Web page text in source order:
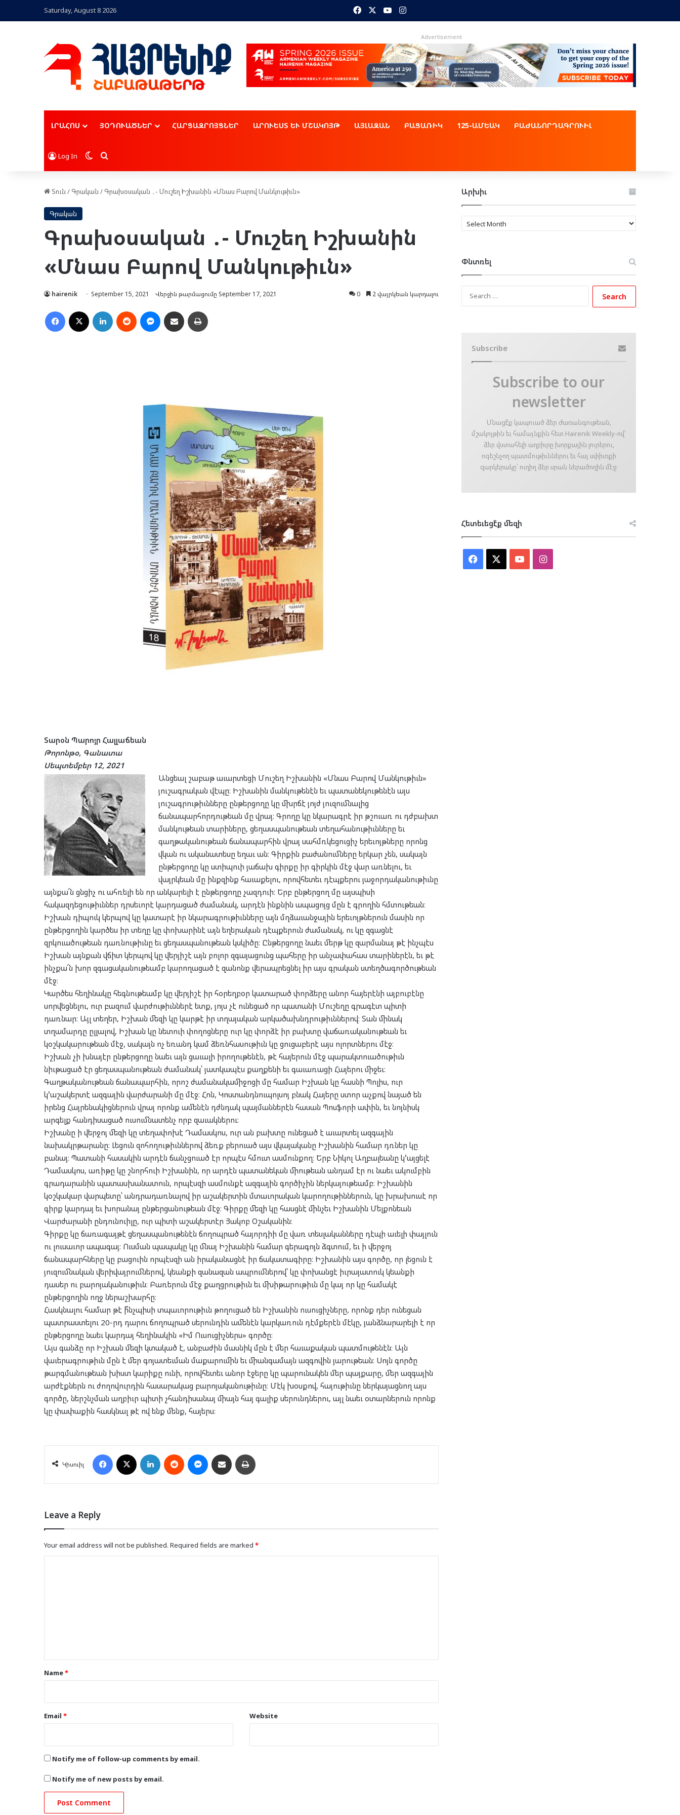
Saturday, August 8 2026 FacebookYouTubeInstagram
Advertisement
ԼՐԱՀՈՍ ՅՕԴՈՒԱԾՆԵՐ ՀԱՐՑԱԶՐՈՅՑՆԵՐ ԱՐՈՒԵՍՏ ԵՒ ՄՇԱԿՈՅԹ ԱՅԼԱԶԱՆ ԲԱՑԱՌԻԿ 125-ԱՄԵԱԿ ԲԱԺԱՆՈՐԴԱԳՐՈՒԻԼ
Log In Switch skin
Որոնել
Տուն / Գրական / Գրախօսական ․- Մուշեղ Իշխանին «Մնաս Բարով Մանկութիւն»
Գրական
Գրախօսական ․- Մուշեղ Իշխանին
«Մնաս Բարով Մանկութիւն»
hairenik September 15, 2021 Վերջին թարմացումը September 17, 2021 0 2 վայրկեան կարդալու
Facebook LinkedIn Reddit MessengerՈւղարկել նամակ
Տարօն Պարոյր Հալլաճեան
Թորոնթօ, Գանատա
Սեպտեմբեր 12, 2021
Անցեալ շաբաթ աւարտեցի Մուշեղ Իշխանին «Մնաս Բարով Մանկութիւն»
յուշագրական վէպը։ Իշխանին մանկութենէն եւ պատանեկութենէն այս
յուշագրութիւնները ընթերցողը կը մխրճէ յոյժ յուզումնալից
ճանապարհորդութեան մը վրայ։ Գրողը կը նկարագրէ իր թշուառ ու դժբախտ
մանկութեան տարիները, ցեղասպանութեան տեղահանութիւնները եւ
գաղթականութեան ճանապարհին վրայ սահմռկեցուցիչ երեւոյթները որոնց
վկան ու ականատեսը եղաւ ան։ Գիրքին բաժանումները երկար չեն, սակայն
ընթերցողը կը ստիպուի յաճախ գիրքը իր գիրկին մէջ վար առնելու, եւ
վայրկեան մը ինքզինք հաւաքելու, որովհետեւ դէպքերու յաջորդականութիւնը
այնքա՜ն ցնցիչ ու ահռելի են որ անկարելի է ընթերցողը չազդուի։ Երբ ընթերցող մը այսպիսի
հակազդեցութիւններ դրսեւորէ կարդացած ժամանակ, արդէն ինքնին ապացոյց մըն է գրողին հմտութեան։
Իշխան դիպուկ կերպով կը կատարէ իր նկարագրութիւնները այն մղձաւանջային երեւոյթներուն մասին որ
ընթերցողին կարծես իր տեղը կը փոխարինէ այն եղերական դէպքերուն ժամանակ, ու կը զգացնէ
զրկուածութեան դառնութիւնը եւ ցեղասպանութեան կսկիծը։ Ընթերցողը նաեւ մերթ կը զարմանայ թէ ինչպէս
Իշխան այնքան վճիտ կերպով կը վերյիշէ այն բոլոր զգայացունց պահերը իր անչափահաս տարիներէն, եւ թէ
ինչքա՜ն խոր զգացականութեամբ կարողացած է զանոնք վերապրեցնել իր այս գրական ստեղծագործութեան
մէջ։
Կարծես հեղինակը հեգնութեամբ կը վերյիշէ իր հօրեղբօր կատարած փորձերը անոր հայերէնի այբուբէնը
սորվեցնելու, ուր բազում վարժութիւններէ ետք, յոյս չէ ունեցած որ պատանի Մուշեղը գրագէտ պիտի
դառնար։ Այլ տեղեր, Իշխան մեզի կը կարթէ իր տղայական արկածախնդրութիւններով։ Տան մինակ
տղամարդը ըլլալով, Իշխան կը նետուի փողոցները ուր կը փորձէ իր բախտը վաճառականութեան եւ
կօշկակարութեան մէջ, սակայն ոչ եռանդ կամ ձեռնհասութիւն կը ցուցաբերէ այս ոլորտներու մէջ։
Իշխան չի խնայէր ընթերցողը նաեւ այն ցաւալի իրողութենէն, թէ հայերուն մէջ պարակտուածութիւն
նիւթացած էր ցեղասպանութեան ժամանակ՝ յատկապէս քաղքենի եւ գաւառացի Հայերու միջեւ։
Գաղթականութեան ճանապարհին, որոշ ժամանակամիջոցի մը համար Իշխան կը հասնի Պոլիս, ուր
կ՚աշակերտէ ազգային վարժարանի մը մէջ։ Հոն, Կոստանդնուպոլսոյ բնակ Հայերը ստոր աչքով նայած են
իրենց Հայրենակիցներուն վրայ որոնք ամենէն դժնդակ պայմաններէն հասան Պոսֆորի ափին, եւ նոյնիսկ
արգելք հանդիսացած ուսումնատենչ որբ զաւակներու։
Իշխանը ի վերջոյ մեզի կը տեղափոխէ Դամասկոս, ուր ան բախտը ունեցած է աւարտել ազգային
նախակրթարանը։ Լեցուն զոհողութիւններով ձեռք բերուած այս վկայականը Իշխանին համար դռներ կը
բանայ։ Պատանի հասակին արդէն ճանչցուած էր որպէս հմուտ ասմունքող։ Երբ Նիկոլ Աղբալեանը կ՚այցելէ
Դամասկոս, առիթը կը շնորհուի Իշխանին, որ արդէն պատանեկան միութեան անդամ էր ու նաեւ ակումբին
գրադարանին պատասխանատուն, որպէսզի ասմունքէ ազգային գործիչին ներկայութեամբ։ Իշխանին
կօշկակար վարպետը՝ անդրադառնալով իր աշակերտին մտաւորական կարողութիններուն, կը խրախուսէ որ
գիրք կարդայ եւ խորանայ ընթերցանութեան մէջ։ Գիրքը մեզի կը հասցնէ մինչեւ Իշխանին Մելքոնեան
Վարժարանի ընդունուիլը, ուր պիտի աշակերտէր Յակոբ Օշականին։
Գիրքը կը ճառագայթէ ցեղասպանութենէն ճողոպրած հայորդիի մը վառ տեսլականները դէպի աւելի փայլուն
ու լուսաւոր ապագայ։ Ուսման պապակը կը մնայ Իշխանին համար գերագոյն ձգտում, եւ ի վերջոյ
ճանապարհները կը բացուին որպէսզի ան իրականացնէ իր ճակատագիրը։ Իշխանին այս գործը, որ լեցուն է
յուզումնական վերիվայրումներով, կեանքի զանազան ապրումներով՝ կը փոխանցէ իւրայատուկ կեանքի
դասեր ու բարոյականութիւն։ Բառերուն մէջ քաղցրութիւն եւ մխիթարութիւն մը կայ որ կը համակէ
ընթերցողին ողջ ներաշխարհը։
Հասկնալու համար թէ ի՞նչպիսի տպաւորութիւն թողուցած են Իշխանին ուսուցիչները, որոնք դեր ունեցան
պատրաստելու 20-րդ դարու ճողոպրած սերունդին ամենէն կարկառուն դէմքերէն մէկը, յանձնարարելի է որ
ընթերցողը նաեւ կարդայ հեղինակին «Իմ Ուսուցիչներս» գործը։
Այս գանձը որ Իշխան մեզի կտակած է, անբաժին մասնիկ մըն է մեր հաւաքական պատմութենէն։ Այն
վաւերագրութիւն մըն է մեր գոյատեւման մաքարումին եւ միանգամայն ազգովին յարութեան։ Սոյն գործը
թարգմանութեան խիստ կարիքը ունի, որովհետեւ անոր էջերը կը պարունակեն մեր պայքարը, մեր ազգային
արժէքներն ու ժողովուրդին հասարակաց բարոյականութիւնը։ Մէկ խօսքով, հայութիւնը ներկայացնող այս
գործը, ներշնչման աղբիւր պիտի չհանդիսանայ միայն հայ գալիք սերունդներու, այլ նաեւ օտարներուն որոնք
կը փափաքին հասկնալ թէ ով ենք մենք, հայերս։
Կիսուիլ
Facebook LinkedIn Reddit MessengerՈւղարկել նամակ
Leave a Reply
Your email address will not be published. Required fields are marked *
*Name*
Email * Website
Notify me of follow-up comments by email.
Notify me of new posts by email.
Արխիւ
Արխիւ
Փնտռել
Subscribe
Subscribe to our
newsletter
Մնացէ՛ք կապուած ձեր ժառանգութեան,
մշակոյթին եւ համայնքին հետ Hairenik Weekly-ով՝
ձեր վստահելի աղբիւրը խորքային լուրերու,
ոգեշնչող պատմութիւններու եւ հայ սփիւռքի
զարկերակը՝ ուղիղ ձեր սրան ներածողին մէջ։
Հետեւեցէ՛ք մեզի
Facebook YouTubeInstagram